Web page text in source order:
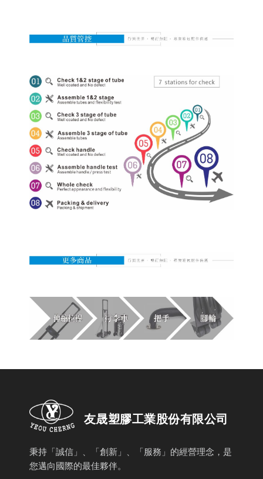
友晟塑膠工業股份有限公司
秉持「誠信」、「創新」、「服務」的經營理念，是
您邁向國際的最佳夥伴。